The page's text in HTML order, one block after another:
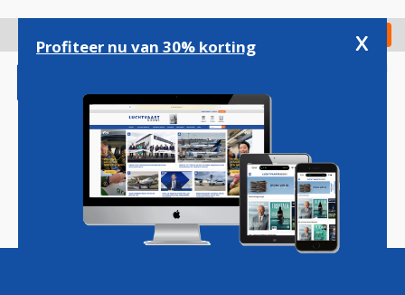
gaan
Check in
Magazine Podcasts Vacatures
Profiteer nu van 30% korting x